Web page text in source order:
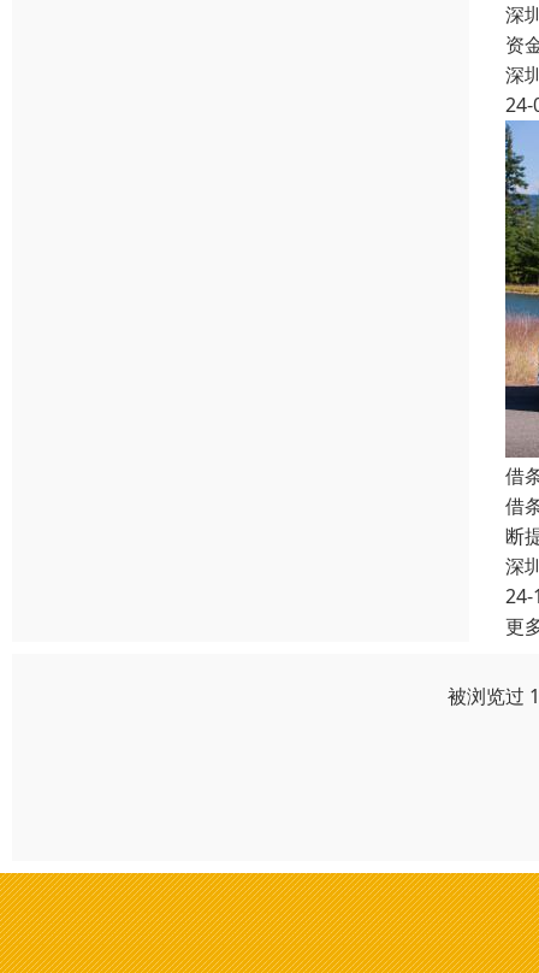
深
资
深
24-
借
借
断
深
24-
更
被浏览过